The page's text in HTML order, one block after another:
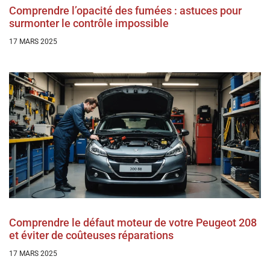
Comprendre l’opacité des fumées : astuces pour
surmonter le contrôle impossible
17 MARS 2025
Comprendre le défaut moteur de votre Peugeot 208
et éviter de coûteuses réparations
17 MARS 2025